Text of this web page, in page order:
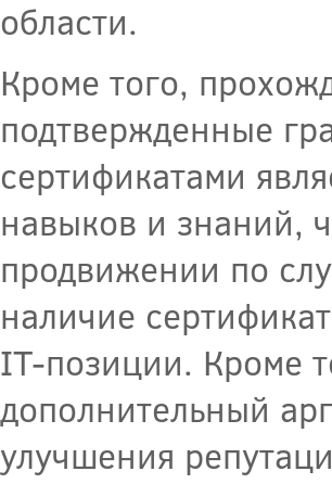
области.
Кроме того,
подтвержденные
сертификатами
навыков и знаний,
продвижении по
наличие
IT-позиции. Кроме
дополнительный
улучшения